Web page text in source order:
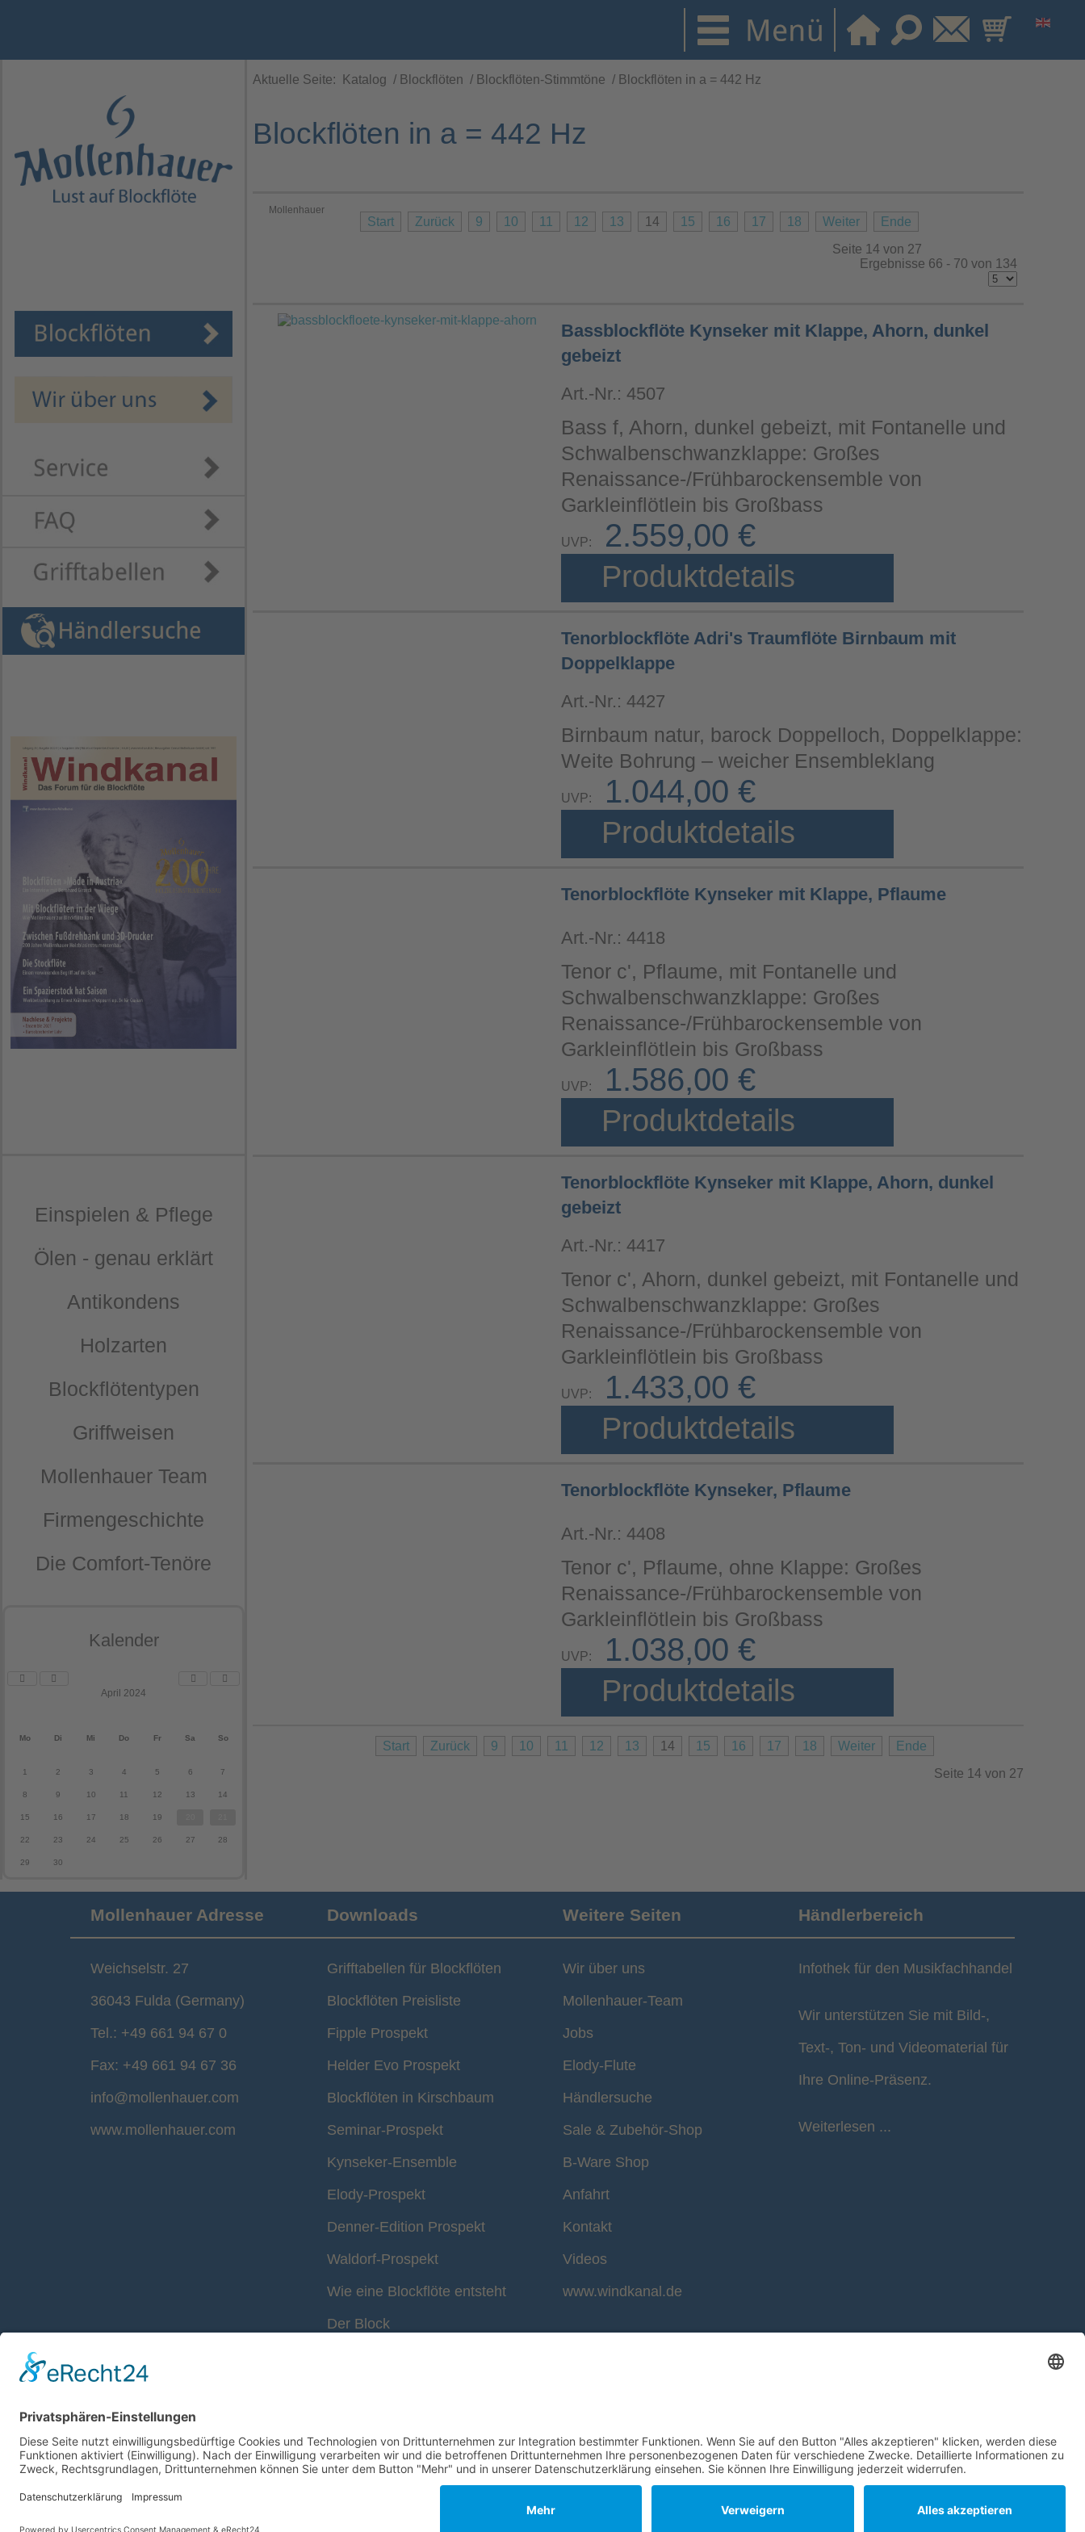
Einspielen & Pflege
Ölen - genau erklärt
Antikondens
Holzarten
Blockflötentypen
Griffweisen
Mollenhauer Team
Firmengeschichte
Die Comfort-Tenöre
Kalender
April 2024
Mo Di Mi Do Fr Sa So
1 2 3 4 5 6 7
8 9 10 11 12 13 14
15 16 17 18 19
22 23 24 25 26 27 28
29 30
Aktuelle Seite: Katalog / Blockflöten / Blockflöten-Stimmtöne / Blockflöten in a = 442 Hz
Blockflöten in a = 442 Hz
Mollenhauer
Start Zurück 9 10 11 12 13 14 15 16 17 18 Weiter
Ende
Seite 14 von 27
Ergebnisse 66 - 70 von 134
Bassblockflöte Kynseker mit Klappe, Ahorn, dunkel
gebeizt
Art.-Nr.: 4507
Bass f, Ahorn, dunkel gebeizt, mit Fontanelle und
Schwalbenschwanzklappe: Großes
Renaissance-/Frühbarockensemble von
Garkleinflötlein bis Großbass
UVP: 2.559,00 €
Produktdetails
Tenorblockflöte Adri's Traumflöte Birnbaum mit
Doppelklappe
Art.-Nr.: 4427
Birnbaum natur, barock Doppelloch, Doppelklappe:
Weite Bohrung – weicher Ensembleklang
UVP: 1.044,00 €
Produktdetails
Tenorblockflöte Kynseker mit Klappe, Pflaume
Art.-Nr.: 4418
Tenor c', Pflaume, mit Fontanelle und
Schwalbenschwanzklappe: Großes
Renaissance-/Frühbarockensemble von
Garkleinflötlein bis Großbass
UVP: 1.586,00 €
Produktdetails
Tenorblockflöte Kynseker mit Klappe, Ahorn, dunkel
gebeizt
Art.-Nr.: 4417
Tenor c', Ahorn, dunkel gebeizt, mit Fontanelle und
Schwalbenschwanzklappe: Großes
Renaissance-/Frühbarockensemble von
Garkleinflötlein bis Großbass
UVP: 1.433,00 €
Produktdetails
Tenorblockflöte Kynseker, Pflaume
Art.-Nr.: 4408
Tenor c', Pflaume, ohne Klappe: Großes
Renaissance-/Frühbarockensemble von
Garkleinflötlein bis Großbass
UVP: 1.038,00 €
Produktdetails
Start Zurück 9 10 11 12 13 14 15 16 17 18 Weiter
Ende
Seite 14 von 27
Mollenhauer Adresse
Weichselstr. 27
36043 Fulda (Germany)
Tel.: +49 661 94 67 0
Fax: +49 661 94 67 36
info@mollenhauer.com
www.mollenhauer.com
Downloads
Grifftabellen für Blockflöten
Blockflöten Preisliste
Fipple Prospekt
Helder Evo Prospekt
Blockflöten in Kirschbaum
Seminar-Prospekt
Kynseker-Ensemble
Elody-Prospekt
Denner-Edition Prospekt
Waldorf-Prospekt
Wie eine Blockflöte entsteht
Der Block
Weitere Seiten
Wir über uns
Mollenhauer-Team
Jobs
Elody-Flute
Händlersuche
Sale & Zubehör-Shop
B-Ware Shop
Anfahrt
Kontakt
Videos
www.windkanal.de
Händlerbereich
Infothek für den Musikfachhandel
Wir unterstützen Sie mit Bild-,
Text-, Ton- und Videomaterial für
Ihre Online-Präsenz.
Weiterlesen ...